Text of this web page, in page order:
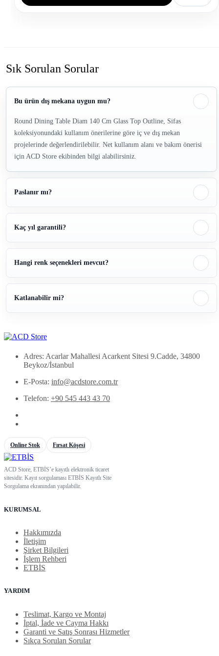
Sık Sorulan Sorular
Bu ürün dış mekana uygun mu?
Round Dining Table Diam 140 Cm Glass Top Outline, Sifas
koleksiyonundaki kullanım önerilerine göre iç ve dış mekan
projelerinde değerlendirilebilir. Net kullanım alanı ve bakım önerisi
için ACD Store ekibinden bilgi alabilirsiniz.
Paslanır mı?
Kaç yıl garantili?
Hangi renk seçenekleri mevcut?
Katlanabilir mi?
Adres: Acarlar Mahallesi Acarkent Sitesi 9.Cadde, 34800
Beykoz/İstanbul
E-Posta: info@acdstore.com.tr
Telefon: +90 545 443 43 70
Online Stok Fırsat Köşesi
ACD Store, ETBİS’e kayıtlı elektronik ticaret
sitesidir. Kayıt sorgulaması ETBİS Kayıtlı Site
Sorgulama ekranından yapılabilir.
KURUMSAL
Hakkımızda
İletişim
Şirket Bilgileri
İşlem Rehberi
ETBİS
YARDIM
Teslimat, Kargo ve Montaj
İptal, İade ve Cayma Hakkı
Garanti ve Satış Sonrası Hizmetler
Sıkça Sorulan Sorular